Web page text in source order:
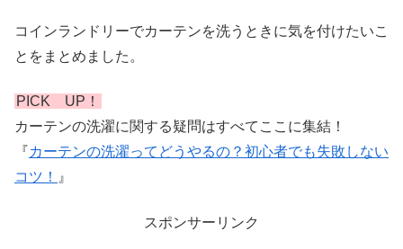
コインランドリーでカーテンを洗うときに気を付けたいこ
とをまとめました。
PICK UP！
カーテンの洗濯に関する疑問はすべてここに集結！
『カーテンの洗濯ってどうやるの？初心者でも失敗しない
コツ！
』
スポンサーリンク